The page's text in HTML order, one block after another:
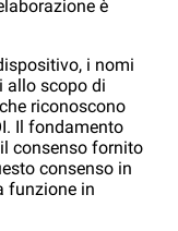
è
i nomi
allo scopo di
riconoscono
Il fondamento
consenso fornito
consenso in
funzione in